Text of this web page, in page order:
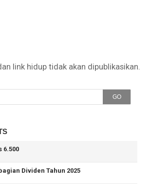
link hidup tidak akan dipublikasikan.
GO
6.500
Dividen Tahun 2025